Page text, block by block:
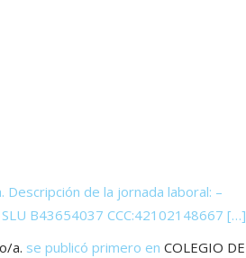
de la jornada laboral: –
B43654037 CCC:42102148667 […]
a. se publicó primero en COLEGIO DE